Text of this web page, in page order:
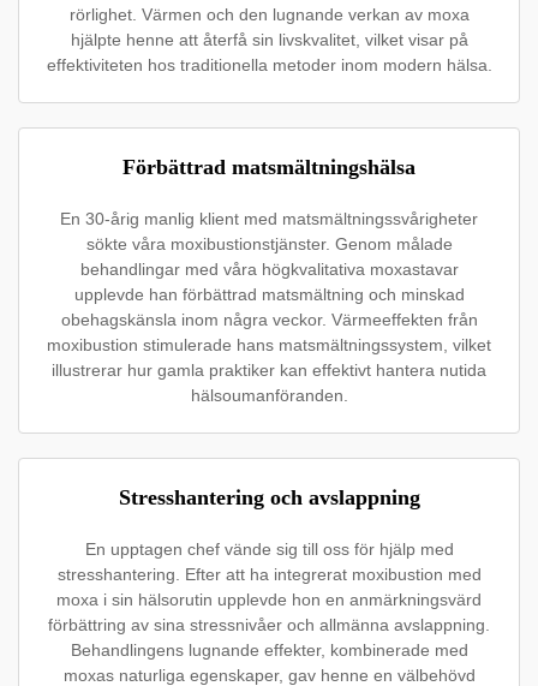
rörlighet. Värmen och den lugnande verkan av moxa
hjälpte henne att återfå sin livskvalitet, vilket visar på
effektiviteten hos traditionella metoder inom modern hälsa.
Förbättrad matsmältningshälsa
En 30-årig manlig klient med matsmältningssvårigheter
sökte våra moxibustionstjänster. Genom målade
behandlingar med våra högkvalitativa moxastavar
upplevde han förbättrad matsmältning och minskad
obehagskänsla inom några veckor. Värmeeffekten från
moxibustion stimulerade hans matsmältningssystem, vilket
illustrerar hur gamla praktiker kan effektivt hantera nutida
hälsoumanföranden.
Stresshantering och avslappning
En upptagen chef vände sig till oss för hjälp med
stresshantering. Efter att ha integrerat moxibustion med
moxa i sin hälsorutin upplevde hon en anmärkningsvärd
förbättring av sina stressnivåer och allmänna avslappning.
Behandlingens lugnande effekter, kombinerade med
moxas naturliga egenskaper, gav henne en välbehövd